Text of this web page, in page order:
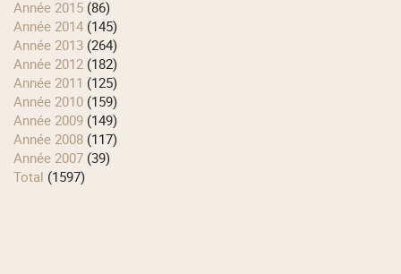
année 2015 (86)
année 2014 (145)
année 2013 (264)
année 2012 (182)
année 2011 (125)
année 2010 (159)
année 2009 (149)
année 2008 (117)
année 2007 (39)
total (1597)